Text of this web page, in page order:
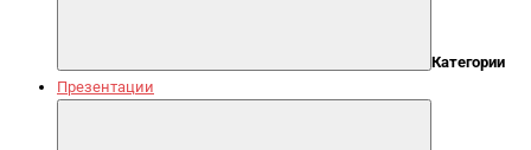
Категории
Презентации